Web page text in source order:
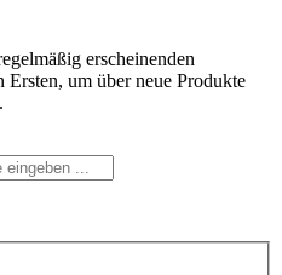
erscheinenden
Ersten, um über neue Produkte